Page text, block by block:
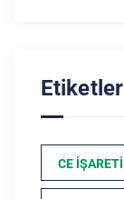
Etiketler
CE